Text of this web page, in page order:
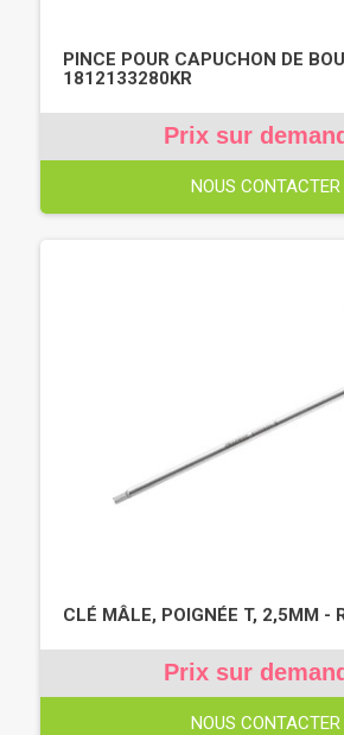
PINCE POUR CAPUCHON DE
1812133280KR
Prix sur
NOUS CONTACTER
CLÉ MÂLE, POIGNÉE T, 2,5MM -
Prix sur
NOUS CONTACTER